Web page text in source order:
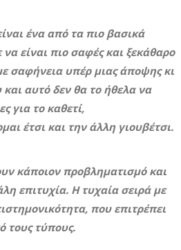
ένα από τα πιο βασικά
είναι πιο σαφές και ξεκάθαρο
σαφήνεια υπέρ μιας άποψης κι
αυτό δεν θα το ήθελα να
για το καθετί,
έτσι και την άλλη γιουβέτσι.
κάποιον προβληματισμό και
επιτυχία. Η τυχαία σειρά με
που επιτρέπει
τους τύπους.